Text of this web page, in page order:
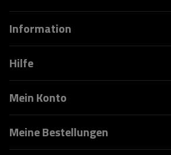
Information
Hilfe
Mein Konto
Meine Bestellungen